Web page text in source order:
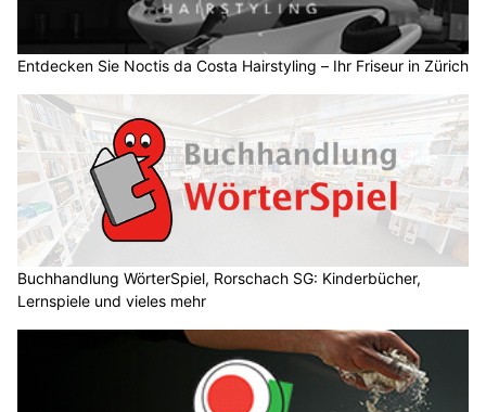
Entdecken Sie Noctis da Costa Hairstyling – Ihr Friseur in Zürich
Buchhandlung WörterSpiel, Rorschach SG: Kinderbücher,
Lernspiele und vieles mehr